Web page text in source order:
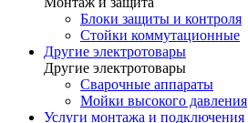
Блоки защиты и контроля
Стойки коммутационные
Другие электротовары
Другие электротовары
Сварочные аппараты
Мойки высокого давления
Услуги монтажа и подключения